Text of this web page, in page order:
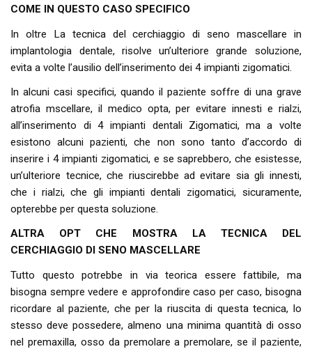
COME IN QUESTO CASO SPECIFICO
In oltre La tecnica del cerchiaggio di seno mascellare in
implantologia dentale, risolve un’ulteriore grande soluzione,
evita a volte l’ausilio dell’inserimento dei 4 impianti zigomatici.
In alcuni casi specifici, quando il paziente soffre di una grave
atrofia mscellare, il medico opta, per evitare innesti e rialzi,
all’inserimento di 4 impianti dentali Zigomatici, ma a volte
esistono alcuni pazienti, che non sono tanto d’accordo di
inserire i 4 impianti zigomatici, e se saprebbero, che esistesse,
un’ulteriore tecnice, che riuscirebbe ad evitare sia gli innesti,
che i rialzi, che gli impianti dentali zigomatici, sicuramente,
opterebbe per questa soluzione.
ALTRA OPT CHE MOSTRA LA TECNICA DEL
CERCHIAGGIO DI SENO MASCELLARE
Tutto questo potrebbe in via teorica essere fattibile, ma
bisogna sempre vedere e approfondire caso per caso, bisogna
ricordare al paziente, che per la riuscita di questa tecnica, lo
stesso deve possedere, almeno una minima quantità di osso
nel premaxilla, osso da premolare a premolare, se il paziente,